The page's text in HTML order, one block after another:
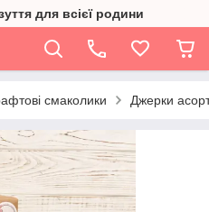
для всієї родини
смаколики Джерки